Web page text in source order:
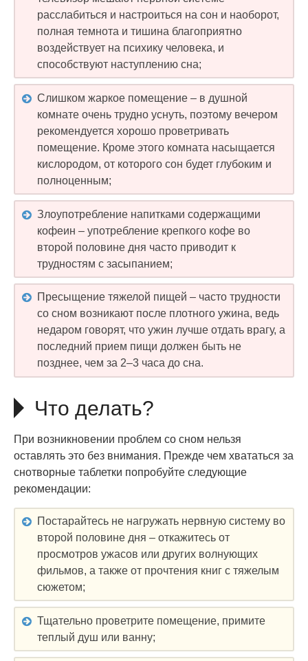
расслабиться и настроиться на сон и наоборот,
полная темнота и тишина благоприятно
воздействует на психику человека, и
способствуют наступлению сна;
Слишком жаркое помещение – в душной
комнате очень трудно уснуть, поэтому вечером
рекомендуется хорошо проветривать
помещение. Кроме этого комната насыщается
кислородом, от которого сон будет глубоким и
полноценным;
Злоупотребление напитками содержащими
кофеин – употребление крепкого кофе во
второй половине дня часто приводит к
трудностям с засыпанием;
Пресыщение тяжелой пищей – часто трудности
со сном возникают после плотного ужина, ведь
недаром говорят, что ужин лучше отдать врагу, а
последний прием пищи должен быть не
позднее, чем за 2–3 часа до сна.
Что делать?
При возникновении проблем со сном нельзя
оставлять это без внимания. Прежде чем хвататься за
снотворные таблетки попробуйте следующие
рекомендации:
Постарайтесь не нагружать нервную систему во
второй половине дня – откажитесь от
просмотров ужасов или других волнующих
фильмов, а также от прочтения книг с тяжелым
сюжетом;
Тщательно проветрите помещение, примите
теплый душ или ванну;